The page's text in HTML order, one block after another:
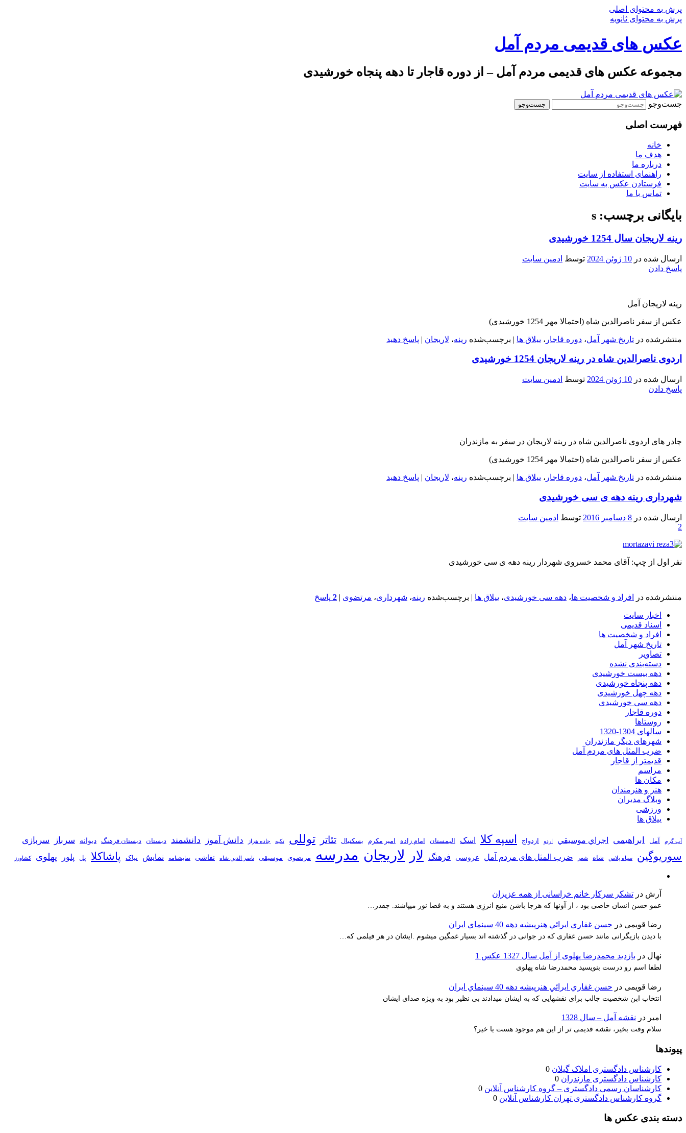
پرش به محتوای اصلی
پرش به محتوای ثانویه
عکس های قدیمی مردم آمل
مجموعه عکس های قدیمی مردم آمل – از دوره قاجار تا دهه پنجاه خورشیدی
جست‌وجو
فهرست اصلی
خانه
هدف ما
درباره ما
راهنمای استفاده از سایت
فرستادن عکس به سایت
تماس با ما
بایگانی برچسب: s
رینه لاریجان سال 1254 خورشیدی
ارسال شده در 10 ژوئن 2024 توسط ادمین سایت
پاسخ دادن
رینه لاریجان آمل
عکس از سفر ناصرالدین شاه (احتمالا مهر 1254 خورشیدی)
منتشرشده در تاریخ شهر آمل، دوره قاجار ، ییلاق ها | برچسب‌شده رینه، لاریجان | پاسخ دهید
اردوی ناصرالدین شاه در رینه لاریجان 1254 خورشیدی
ارسال شده در 10 ژوئن 2024 توسط ادمین سایت
پاسخ دادن
چادر های اردوی ناصرالدین شاه در رینه لاریجان در سفر به مازندران
عکس از سفر ناصرالدین شاه (احتمالا مهر 1254 خورشیدی)
منتشرشده در تاریخ شهر آمل، دوره قاجار ، ییلاق ها | برچسب‌شده رینه، لاریجان | پاسخ دهید
شهرداری رینه دهه ی سی خورشیدی
ارسال شده در 8 دسامبر 2016 توسط ادمین سایت
2
نفر اول از چپ: آقای محمد خسروی شهردار رینه دهه ی سی خورشیدی
منتشرشده در افراد و شخصیت ها، دهه سی خورشیدی، ییلاق ها | برچسب‌شده رینه، شهرداری، مرتضوی |
2 پاسخ
اخبار سایت
اسناد قدیمی
افراد و شخصیت ها
تاریخ شهر آمل
تصاویر
دسته‌بندی نشده
دهه بیست خورشیدی
دهه پنجاه خورشیدی
دهه چهل خورشیدی
دهه سی خورشیدی
دوره قاجار
روستاها
سالهای 1304-1320
شهرهای دیگر مازندران
ضرب المثل های مردم آمل
قدیمتر از قاجار
مراسم
مکان ها
هنر و هنرمندان
وبلاگ مدیران
ورزشی
ییلاق ها
آب گرم آمل ابراهیمی اجراي موسيقي اردو ازدواج اسپه کلا اسک الیمستان امام زاده امیر مکرم بسکتبال تئاتر توللی تکیه جاده هراز دانش آموز دانشمند دبستان دبستان فرهنگ دیوانه سرباز سربازی
سوریوگین سیاه پلاس شاه شعر ضرب المثل های مردم آمل عروسی فرهنگ لار لاریجان مدرسه مرتضوی موسیقی ناصر الدین شاه نقاشی نمايشنامه نمایش نیاک پاشاکلا پل پلور پهلوی کشاورز
آرش در تشکر سرکار خانم خراسانی از همه عزیزان
عمو حسن انسان خاصی بود ، از آونها که هرجا باشن منبع انرژِی هستند و به فضا نور میپاشند. چقدر…
رضا قویمی در حسن غفاري ايرائي هنرپيشه دهه 40 سينماي ايران
با دیدن بازیگرانی مانند حسن غفاری که در جوانی در گذشته اند بسیار غمگین میشوم .ایشان در هر فیلمی که…
نهال در بازدید محمدرضا پهلوی از آمل سال 1327 عکس 1
لطفا اسم رو درست بنویسید محمدرضا شاه پهلوی
رضا قویمی در حسن غفاري ايرائي هنرپيشه دهه 40 سينماي ايران
انتخاب ابن شخصیت جالب برای نقشهایی که به ایشان میدادند بی نظیر بود به ویژه صدای ایشان
امیر در نقشه آمل – سال 1328
سلام وقت بخیر، نقشه قدیمی تر از این هم موجود هست یا خیر؟
پیوندها
کارشناس دادگستری املاک گیلان
کارشناس دادگستری مازندران
کارشناسان رسمی دادگستری – گروه کارشناس آنلاین
گروه کارشناس دادگستری تهران کارشناس آنلاین
دسته بندی عکس ها